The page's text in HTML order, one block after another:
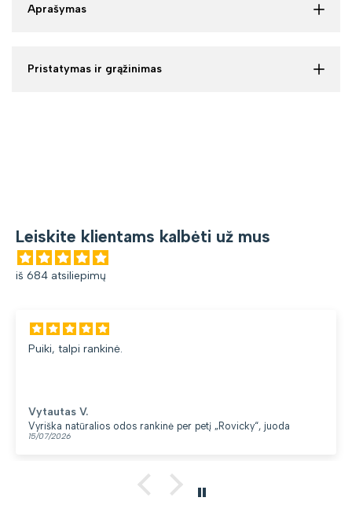
Aprašymas
Pristatymas ir grąžinimas
Leiskite klientams kalbėti už mus
iš 684 atsiliepimų
Puiki, talpi rankinė.
Vytautas V.
Vyriška natūralios odos rankinė per petį „Rovicky“, juoda
15/07/2026